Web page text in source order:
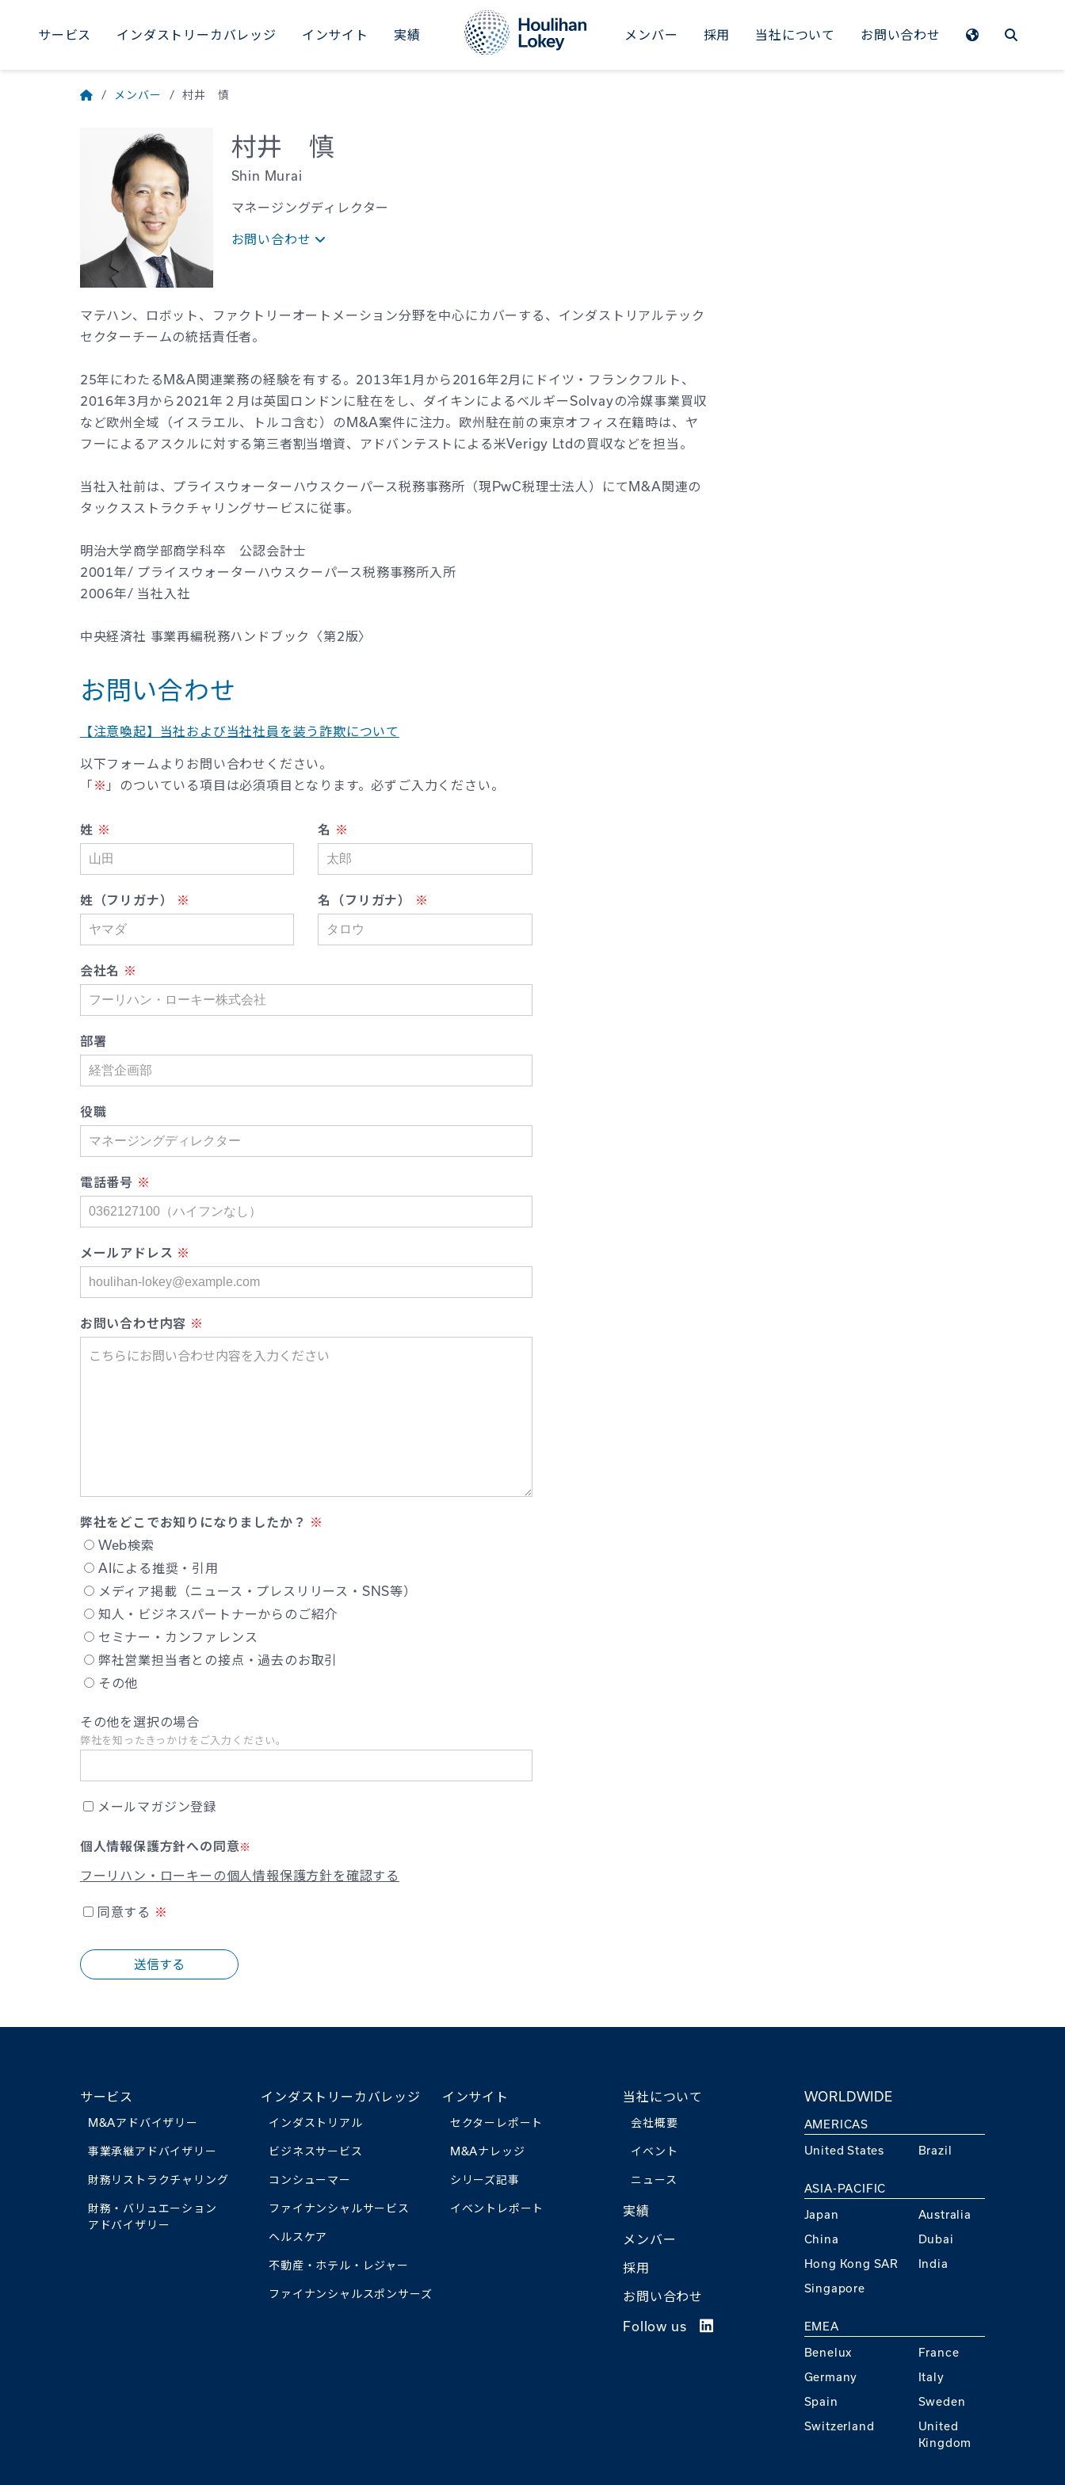
サービス
サービス
インダストリーカバレッジ
インダストリーカバレッジ
インサイト
インサイト
実績 メンバー 採用 当社について
当社について
お問い合わせ
WORLDWIDE
Brazil
Singapore
メンバー 村井 慎
村井 慎
Shin Murai​
マネージングディレクター
お問い合わせ
マテハン、ロボット、ファクトリーオートメーション分野を中心にカバーする、インダストリアルテック
セクターチームの統括責任者。​
​25年にわたるM&A関連業務の経験を有する。2013年1月から2016年2月にドイツ・フランクフルト、
2016年3月から2021年２月は英国ロンドンに駐在をし、ダイキンによるベルギーSolvayの冷媒事業買収
など欧州全域（イスラエル、トルコ含む）のM&A案件に注力。欧州駐在前の東京オフィス在籍時は、ヤ
フーによるアスクルに対する第三者割当増資、アドバンテストによる米Verigy Ltdの買収などを担当。​
当社入社前は、プライスウォーターハウスクーパース税務事務所（現PwC税理士法人）にてM&A関連の
タックスストラクチャリングサービスに従事。​
​明治大学商学部商学科卒 公認会計士​
2001年/ プライスウォーターハウスクーパース税務事務所入所​
2006年/ 当社入社​
​中央経済社 事業再編税務ハンドブック〈第2版〉​
お問い合わせ
【注意喚起】当社および当社社員を装う詐欺について
以下フォームよりお問い合わせください。
「 ※ 」のついている項目は必須項目となります。必ずご入力ください。
姓 名
姓（フリガナ） 名（フリガナ）
会社名
部署
役職
電話番号
メールアドレス
お問い合わせ内容
弊社をどこでお知りになりましたか？
Web検索
AIによる推奨・引用
メディア掲載（ニュース・プレスリリース・SNS等）
知人・ビジネスパートナーからのご紹介
セミナー・カンファレンス
弊社営業担当者との接点・過去のお取引
その他
その他を選択の場合
弊社を知ったきっかけをご入力ください。
メールマガジン登録
個人情報保護方針への同意※
フーリハン・ローキーの個人情報保護方針を確認する
同意する
送信する
サービス
M&Aアドバイザリー
事業承継アドバイザリー
財務リストラクチャリング
財務・バリュエーション
アドバイザリー
インダストリーカバレッジ
インダストリアル
ビジネスサービス
コンシューマー
ファイナンシャルサービス
ヘルスケア
不動産・ホテル・レジャー
ファイナンシャルスポンサーズ
インサイト
セクターレポート
M&Aナレッジ
シリーズ記事
イベントレポート
当社について
会社概要
イベント
ニュース
実績
メンバー
採用
お問い合わせ
Follow us
WORLDWIDE
AMERICAS
United States Brazil
ASIA-PACIFIC
Japan
Australia
China
Dubai
Hong Kong SAR
India
Singapore
EMEA
Benelux
France
Germany
Italy
Spain
Sweden
Switzerland
United
Kingdom